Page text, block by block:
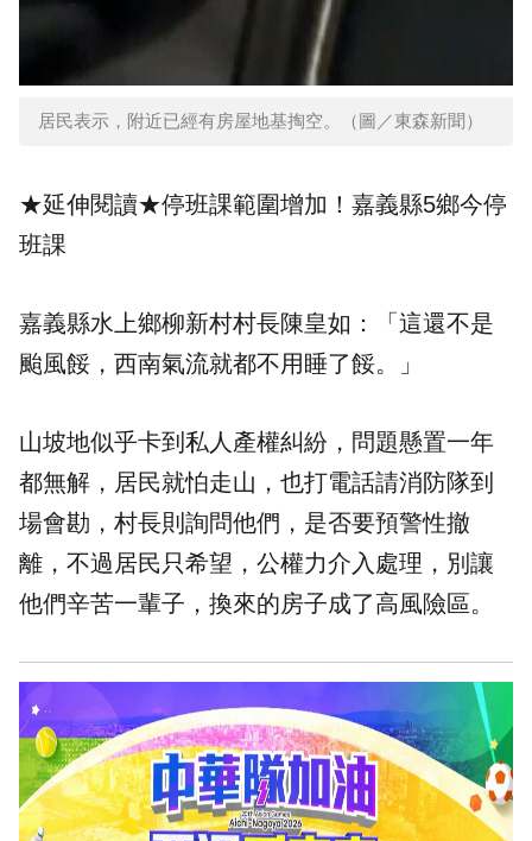
居民表示，附近已經有房屋地基掏空。（圖／東森新聞）
★延伸閱讀★停班課範圍增加！嘉義縣5鄉今停
班課
嘉義縣水上鄉柳新村村長陳皇如：「這還不是
颱風餒， 西南氣流就都不用睡了餒。」
山坡地似乎卡到私人產權糾紛，問題懸置一年
都無解，居民就怕走山，也打電話請消防隊到
場會勘，村長則詢問他們，是否要預警性撤
離，不過居民只希望，公權力介入處理，別讓
他們辛苦一輩子，換來的房子成了高風險區。